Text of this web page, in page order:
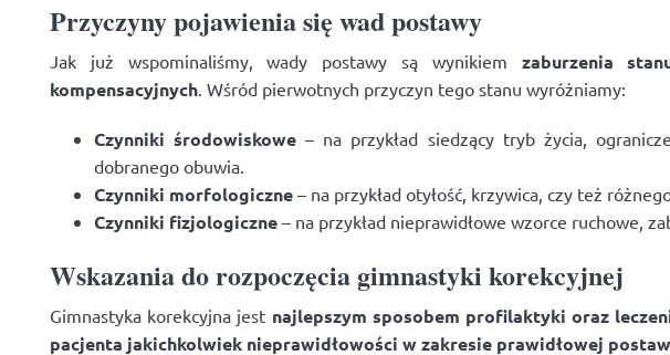
Przyczyny pojawienia się wad postawy
Jak już wspominaliśmy, wady postawy są wynikiem zaburzenia
kompensacyjnych. Wśród pierwotnych przyczyn tego stanu wyróżniamy:
Czynniki środowiskowe – na przykład siedzący tryb życia,
dobranego obuwia.
Czynniki morfologiczne – na przykład otyłość, krzywica, czy też
Czynniki fizjologiczne – na przykład nieprawidłowe wzorce ruchowe,
Wskazania do rozpoczęcia gimnastyki korekcyjnej
Gimnastyka korekcyjna jest najlepszym sposobem profilaktyki oraz
pacjenta jakichkolwiek nieprawidłowości w zakresie prawidłowej